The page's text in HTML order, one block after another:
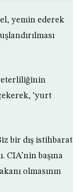
yemin ederek
‘yurt
bir dış istihbarat
CIA’nin başına
olmasının